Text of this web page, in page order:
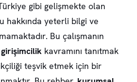
gibi gelişmekte olan
hakkında yeterli bilgi ve
Bu çalışmanın
kavramını tanıtmak
teşvik etmek için bir